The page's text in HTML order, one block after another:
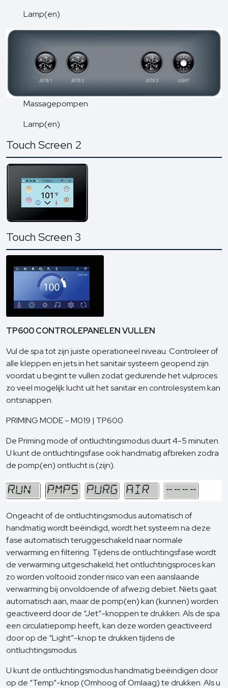
Lamp(en)
Massagepompen
Lamp(en)
Touch Screen 2
Touch Screen 3
TP600 CONTROLEPANELEN VULLEN
Vul de spa tot zijn juiste operationeel niveau. Controleer of
alle kleppen en jets in het sanitair systeem geopend zijn
voordat u begint te vullen zodat gedurende het vulproces
zo veel mogelijk lucht uit het sanitair en controlesystem kan
ontsnappen.
PRIMING MODE – M019 | TP600
De Priming mode of ontluchtingsmodus duurt 4-5 minuten.
U kunt de ontluchtingsfase ook handmatig afbreken zodra
de pomp(en) ontlucht is (zijn).
Ongeacht of de ontluchtingsmodus automatisch of
handmatig wordt beëindigd, wordt het systeem na deze
fase automatisch teruggeschakeld naar normale
verwarming en filtering. Tijdens de ontluchtingsfase wordt
de verwarming uitgeschakeld; het ontluchtingsproces kan
zo worden voltooid zonder risico van een aanslaande
verwarming bij onvoldoende of afwezig debiet. Niets gaat
automatisch aan, maar de pomp(en) kan (kunnen) worden
geactiveerd door de “Jet”-knoppen te drukken. Als de spa
een circulatiepomp heeft, kan deze worden geactiveerd
door op de “Light”-knop te drukken tijdens de
ontluchtingsmodus.
U kunt de ontluchtingsmodus handmatig beëindigen door
op de “Temp”-knop (Omhoog of Omlaag) te drukken. Als u